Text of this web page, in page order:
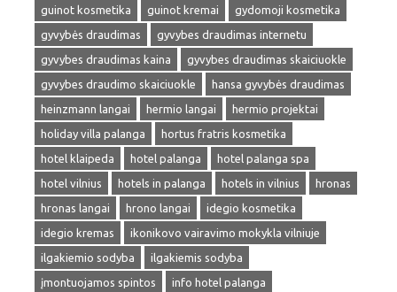
guinot kosmetika
guinot kremai
gydomoji kosmetika
gyvybės draudimas
gyvybes draudimas internetu
gyvybes draudimas kaina
gyvybes draudimas skaiciuokle
gyvybes draudimo skaiciuokle
hansa gyvybės draudimas
heinzmann langai
hermio langai
hermio projektai
holiday villa palanga
hortus fratris kosmetika
hotel klaipeda
hotel palanga
hotel palanga spa
hotel vilnius
hotels in palanga hotels in vilnius
hronas
hronas langai
hrono langai
idegio kosmetika
idegio kremas
ikonikovo vairavimo mokykla vilniuje
ilgakiemio sodyba
ilgakiemis sodyba
įmontuojamos spintos
info hotel palanga